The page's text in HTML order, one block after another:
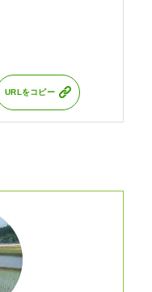
URLをコピー